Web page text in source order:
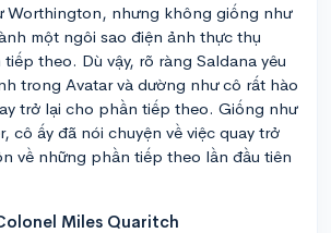
Worthington, nhưng không giống như
một ngôi sao điện ảnh thực thụ
theo. Dù vậy, rõ ràng Saldana yêu
trong Avatar và dường như cô rất hào
trở lại cho phần tiếp theo. Giống như
cô ấy đã nói chuyện về việc quay trở
về những phần tiếp theo lần đầu tiên
Miles Quaritch